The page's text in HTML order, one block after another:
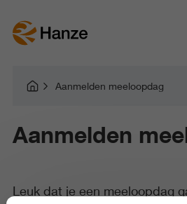
Aanmelden meeloopdag
Aanmelden
Leuk dat je een meeloopdag